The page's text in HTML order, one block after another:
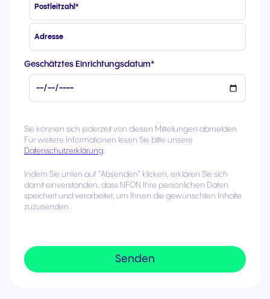
Geschätztes Einrichtungsdatum*
Sie können sich jederzeit von diesen Mitteilungen abmelden.
Für weitere Informationen lesen Sie bitte unsere
Datenschutzerklärung.
Indem Sie unten auf "Absenden" klicken, erklären Sie sich
damit einverstanden, dass NFON Ihre persönlichen Daten
speichert und verarbeitet, um Ihnen die gewünschten Inhalte
zuzusenden.